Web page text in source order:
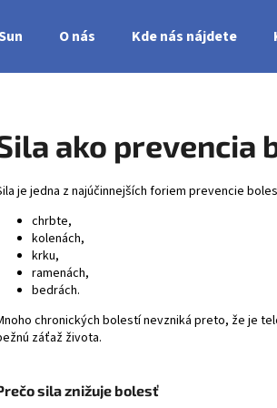
O nás Kde nás nájdete
ako prevencia
je jedna z najúčinnejších foriem prevencie
chrbte,
kolenách,
krku,
ramenách,
bedrách.
chronických bolestí nevzniká preto, že je
záťaž života.
sila znižuje bolesť